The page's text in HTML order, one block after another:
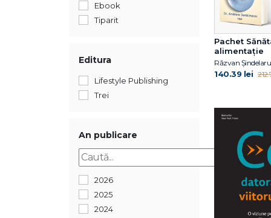
Ebook
Tiparit
Editura
Lifestyle Publishing
Trei
An publicare
2026
2025
2024
Pachet
alimentație
140.39 lei